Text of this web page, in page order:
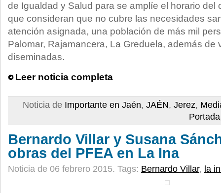
de Igualdad y Salud para se amplíe el horario del
que consideran que no cubre las necesidades
atención asignada, una población de más mil
Palomar, Rajamancera, La Greduela, además de
diseminadas.
Leer noticia completa
Noticia de Importante en Jaén, JAÉN, Jerez,
Portada
Bernardo Villar y Susana
obras del PFEA en La Ina
Noticia de 06 febrero 2015. Tags: Bernardo Villar, la